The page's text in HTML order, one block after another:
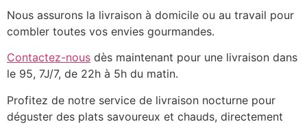
Nous assurons la livraison à domicile ou au travail pour
combler toutes vos envies gourmandes.
Contactez-nous dès maintenant pour une livraison dans
le 95, 7J/7, de 22h à 5h du matin.
Profitez de notre service de livraison nocturne pour
déguster des plats savoureux et chauds, directement